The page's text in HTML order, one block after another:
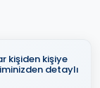
kişiden kişiye
detaylı